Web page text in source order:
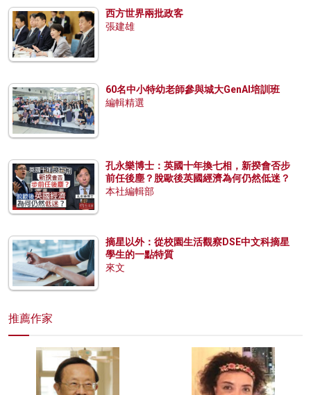
西方世界兩批政客
張建雄
60名中小特幼老師參與城大GenAI培訓班
編輯精選
孔永樂博士：英國十年換七相，新揆會否步
前任後塵？脫歐後英國經濟為何仍然低迷？
本社編輯部
摘星以外：從校園生活觀察DSE中文科摘星
學生的一點特質
來文
推薦作家